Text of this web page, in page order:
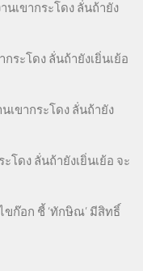
นเขากระโดง ลั่นถ้ายัง
ระโดง ลั่นถ้ายังเยิ่นเย้อ
เขากระโดง ลั่นถ้ายัง
โดง ลั่นถ้ายังเยิ่นเย้อ จะ
ไขก๊อก ชี้ ‘ทักษิณ’ มีสิทธิ์